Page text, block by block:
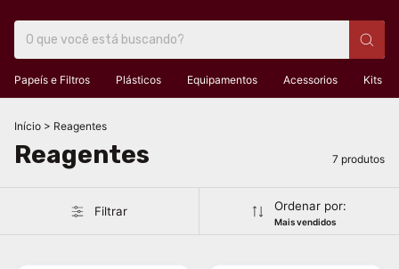
Papeís e Filtros Plásticos Equipamentos Acessorios Kits
Início > Reagentes
Reagentes 7 produtos
Filtrar Ordenar por:
Mais vendidos